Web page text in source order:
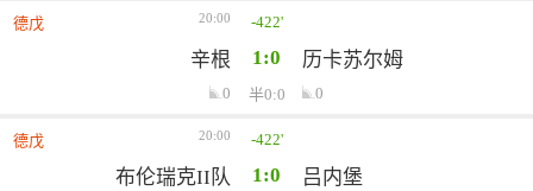
德戊 20:00 -422'
辛根 1:0 历卡苏尔姆
0 半0:0 0
德戊 20:00 -422'
布伦瑞克II队 1:0 吕内堡